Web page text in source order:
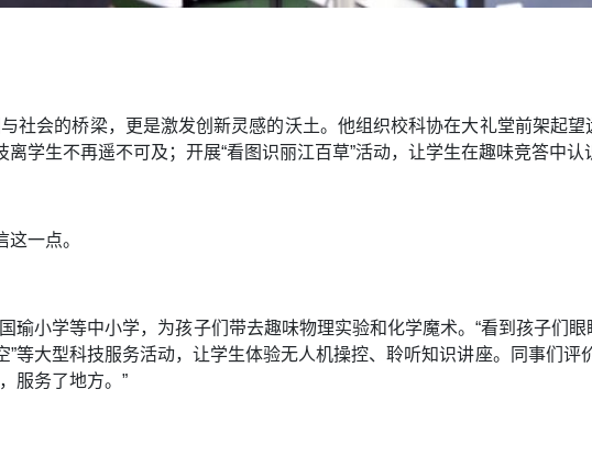
社会的桥梁，更是激发创新灵感的沃土。他组织校科协在大礼堂前架起望
离学生不再遥不可及；开展“看图识丽江百草”活动，让学生在趣味竞答中
一点。
瑜小学等中小学，为孩子们带去趣味物理实验和化学魔术。“看到孩子们
”等大型科技服务活动，让学生体验无人机操控、聆听知识讲座。同事们评
服务了地方。”